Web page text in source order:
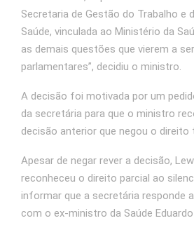
Secretaria de Gestão do Trabalho e
Saúde, vinculada ao Ministério da
as demais questões que vierem a
parlamentares”, decidiu o ministro.
A decisão foi motivada por um
da secretária para que o ministro
decisão anterior que negou o direito
Apesar de negar rever a decisão,
reconheceu o direito parcial ao
informar que a secretária responde
com o ex-ministro da Saúde Eduardo